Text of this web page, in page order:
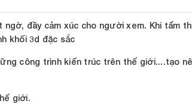
đầy cảm xúc cho người xem. Khi tấm
khối 3d đặc sắc
công trình kiến trúc trên thế giới....tạo
giới.